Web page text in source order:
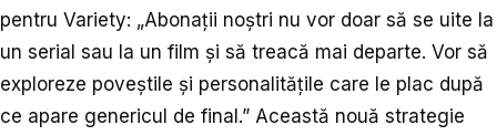
pentru Variety: „Abonații noștri nu vor doar să se uite la
un serial sau la un film și să treacă mai departe. Vor să
exploreze poveștile și personalitățile care le plac după
ce apare genericul de final.” Această nouă strategie